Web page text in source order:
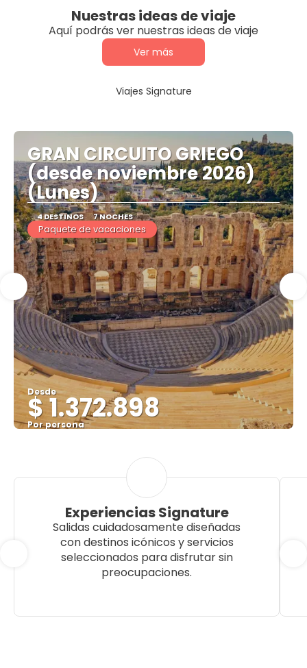
Nuestras ideas de viaje
Aquí podrás ver nuestras ideas de viaje
Ver más
Viajes Signature
GRAN CIRCUITO GRIEGO
(desde noviembre 2026)
(Lunes)
4 DESTINOS 7 NOCHES
Paquete de vacaciones
Desde
$ 1.372.898
Por persona
Experiencias Signature
Salidas cuidadosamente diseñadas
con destinos icónicos y servicios
seleccionados para disfrutar sin
preocupaciones.